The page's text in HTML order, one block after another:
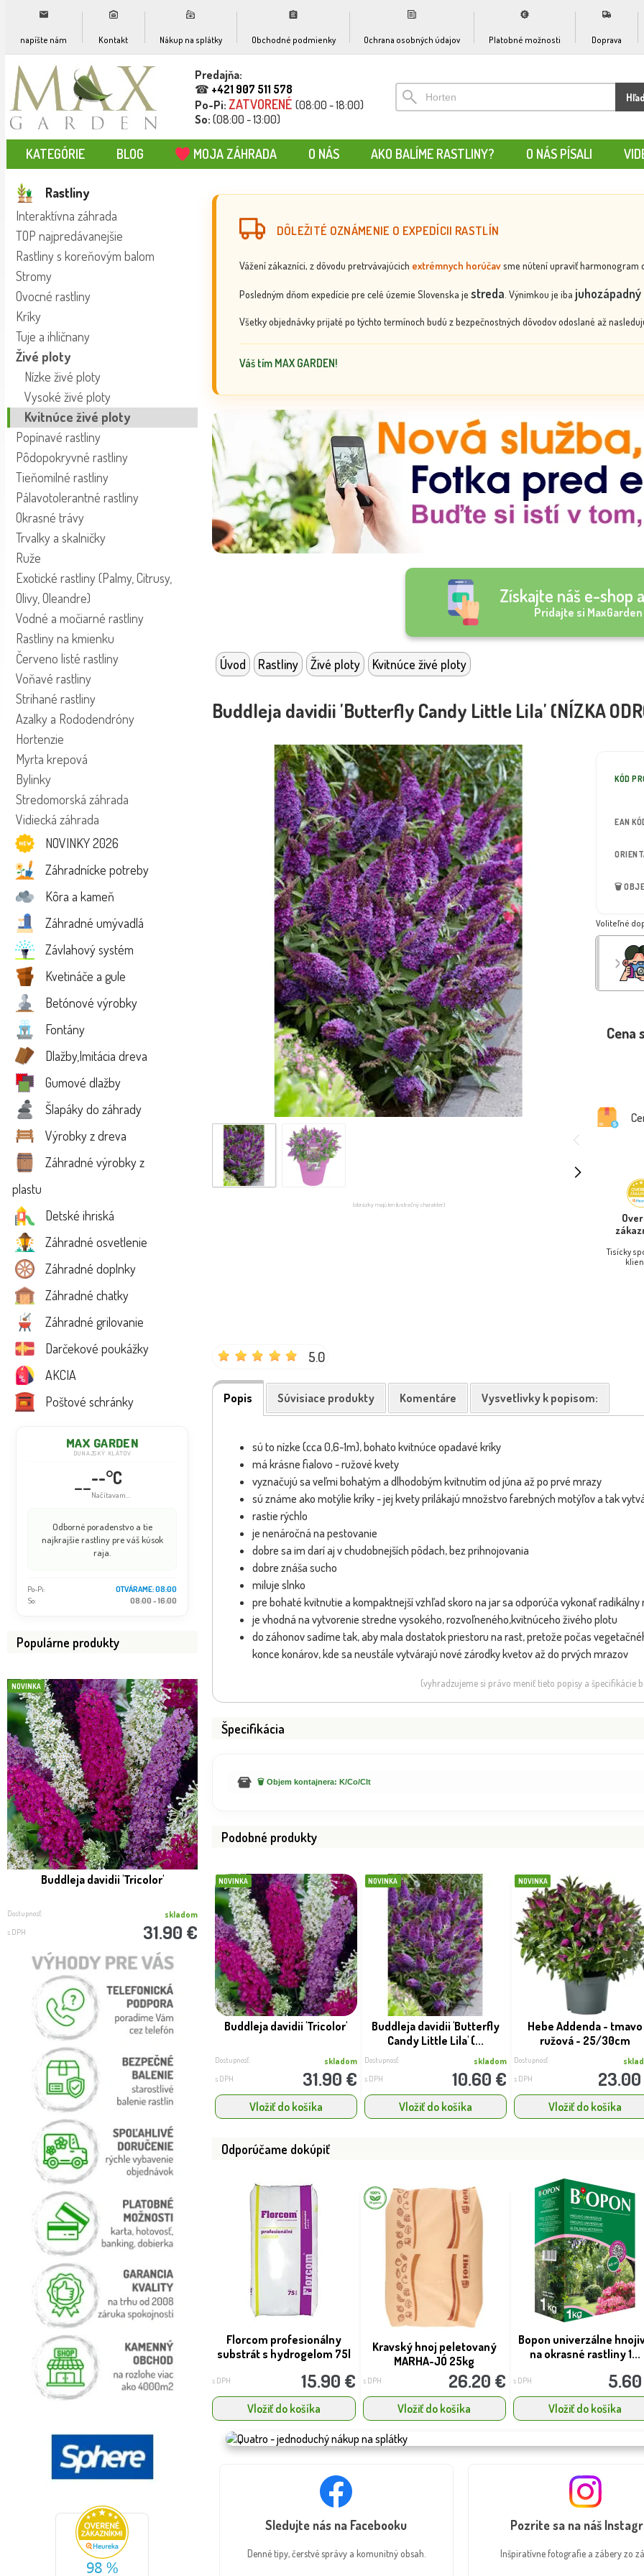
napíšte nám Kontakt Nákup na splátky Obchodné podmienky Ochrana osobných údajov Platobné možnosti Doprava
Predajňa:
☎ +421 907 511 578
Po-Pi: ZATVORENÉ (08:00 - 18:00)
So: (08:00 - 13:00)
KATEGÓRIE BLOG MOJA ZÁHRADA O NÁS AKO BALÍME RASTLINY? O NÁS PÍSALI
Rastliny
Interaktívna záhrada
TOP najpredávanejšie
Rastliny s koreňovým balom
Stromy
Ovocné rastliny
Kríky
Tuje a ihličnany
Živé ploty
Nízke živé ploty
Vysoké živé ploty
Kvitnúce živé ploty
Popínavé rastliny
Pôdopokryvné rastliny
Tieňomilné rastliny
Pálavotolerantné rastliny
Okrasné trávy
Trvalky a skalničky
Ruže
Exotické rastliny (Palmy, Citrusy,
Olivy, Oleandre)
Vodné a močiarné rastliny
Rastliny na kmienku
Červeno listé rastliny
Voňavé rastliny
Strihané rastliny
Azalky a Rododendróny
Hortenzie
Myrta krepová
Bylinky
Stredomorská záhrada
Vidiecká záhrada
NOVINKY 2026
Záhradnícke potreby
Kôra a kameň
Záhradné umývadlá
Závlahový systém
Kvetináče a gule
Betónové výrobky
Fontány
Dlažby,Imitácia dreva
Gumové dlažby
Šlapáky do záhrady
Výrobky z dreva
Záhradné výrobky z
plastu
Detské ihriská
Záhradné osvetlenie
Záhradné doplnky
Záhradné chatky
Záhradné grilovanie
Darčekové poukážky
AKCIA
Poštové schránky
MAX GARDEN
DUNAJSKÝ KLÁTOV
----°C
Načítavam...
Odborné poradenstvo a tie
najkrajšie rastliny pre váš kúsok
raja.
Po-Pi:
OTVÁRAME: 08:00
So:
08:00 - 16:00
Populárne produkty
NOVINKA
Buddleja davidii 'Tricolor'
Dostupnosť: skladom
s DPH 31.90 €
Hortenzia - Hydrangea arborescens
Candybelle® ´B...
Dostupnosť: skladom
s DPH 8.70 €
NOVINKA
Buddleja davidii 'Butterfly Candy
Little Cerise'...
Dostupnosť: skladom
s DPH 10.60 €
BOMBA
Dostupnosť:
s DPH
DÔLEŽITÉ OZNÁMENIE O EXPEDÍCII RASTLÍN
Vážení zákazníci, z dôvodu pretrvávajúcich extrémnych horúčavsme nútení upraviť harmonogram
Posledným dňom expedície pre celé územie Slovenska je streda . Výnimkou je iba
Všetky objednávky prijaté po týchto termínoch budú z bezpečnostných dôvodov odoslané až
Váš tím MAX GARDEN!
Získajte náš e-shop
Pridajte si
Úvod Rastliny Živé ploty Kvitnúce živé ploty
Buddleja davidii 'Butterfly Candy Little Lila' (NÍZKA
(obrázky majú len ilustračný charakter)
KÓD
EAN
🗑️
Voliteľné
Cena
Tisícky
5.0
Popis Súvisiace produkty Komentáre Vysvetlivky k popisom:
sú to nízke (cca 0,6-1m), bohato kvitnúce opadavé kríky
má krásne fialovo - ružové kvety
vyznačujú sa veľmi bohatým a dlhodobým kvitnutím od júna až po prvé mrazy
sú známe ako motýlie kríky - jej kvety prilákajú množstvo farebných motýľov a tak
rastie rýchlo
je nenáročná na pestovanie
dobre sa im darí aj v chudobnejších pôdach, bez prihnojovania
dobre znáša sucho
miluje slnko
pre bohaté kvitnutie a kompaktnejší vzhľad skoro na jar sa odporúča vykonať
je vhodná na vytvorenie stredne vysokého, rozvoľneného,kvitnúceho živého plotu
do záhonov sadíme tak, aby mala dostatok priestoru na rast, pretože počas
konce konárov, kde sa neustále vytvárajú nové zárodky kvetov až do prvých mrazov
(vyhradzujeme si právo meniť tieto popisy a špecifikácie
Špecifikácia
🗑️ Objem kontajnera: K/Co/Clt
Podobné produkty
NOVINKA
Buddleja davidii 'Tricolor'
Dostupnosť: skladom
s DPH 31.90 €
Vložiť do košíka
NOVINKA
Buddleja davidii 'Butterfly
Candy Little Lila' (...
Dostupnosť: skladom
s DPH 10.60 €
Vložiť do košíka
NOVINKA
Hebe Addenda - tmavo
ružová - 25/30cm
Dostupnosť:
s DPH
Vložiť do košíka
Odporúčame dokúpiť
Florcom profesionálny
substrát s hydrogelom 75l
s DPH 15.90 €
Vložiť do košíka
Kravský hnoj peletovaný
MARHA-JÓ 25kg
s DPH 26.20 €
Vložiť do košíka
Bopon univerzálne
na okrasné rastliny 1...
s DPH
Vložiť do košíka
Sledujte nás na Facebooku
Denné tipy, čerstvé správy a komunitný obsah.
Pozrite sa na náš
Inšpiratívne fotografie a zábery zo